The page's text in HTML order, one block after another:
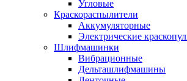
Угловые
Краскораспылители
Аккумуляторные
Электрические
Шлифмашинки
Вибрационные
Дельташлифмашины